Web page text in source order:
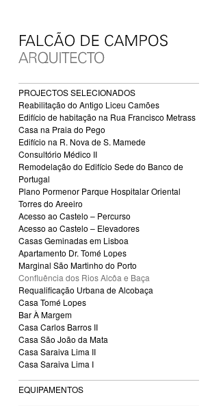
PROJECTOS SELECIONADOS
Reabilitação do Antigo Liceu Camões
Edifício de habitação na Rua Francisco Metrass
Casa na Praia do Pego
Edifício na R. Nova de S. Mamede
Consultório Médico II
Remodelação do Edifício Sede do Banco de
Portugal
Plano Pormenor Parque Hospitalar Oriental
Torres do Areeiro
Acesso ao Castelo – Percurso
Acesso ao Castelo – Elevadores
Casas Geminadas em Lisboa
Apartamento Dr. Tomé Lopes
Marginal São Martinho do Porto
Confluência dos Rios Alcôa e Baça
Requalificação Urbana de Alcobaça
Casa Tomé Lopes
Bar À Margem
Casa Carlos Barros II
Casa São João da Mata
Casa Saraiva Lima II
Casa Saraiva Lima I
EQUIPAMENTOS